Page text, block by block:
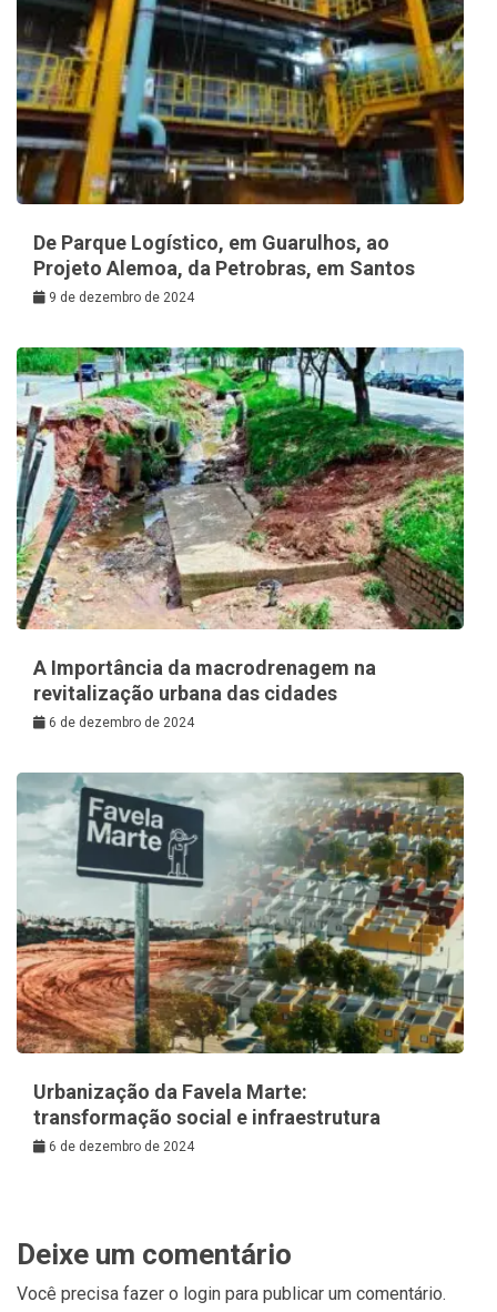
De Parque Logístico, em Guarulhos, ao
Projeto Alemoa, da Petrobras, em Santos
9 de dezembro de 2024
A Importância da macrodrenagem na
revitalização urbana das cidades
6 de dezembro de 2024
Urbanização da Favela Marte:
transformação social e infraestrutura
6 de dezembro de 2024
Deixe um comentário
Você precisa fazer o login para publicar um comentário.